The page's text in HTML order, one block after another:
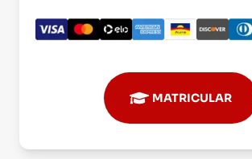
MATRICULAR